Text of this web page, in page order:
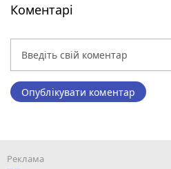
Коментарі
Опублікувати коментар